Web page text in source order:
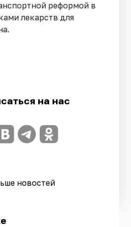
реформой в
лекарств для
на нас
новостей